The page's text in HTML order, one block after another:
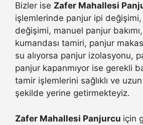
Bizler ise Zafer Mahallesi
işlemlerinde panjur ipi
değişimi, manuel panjur
kumandası tamiri, panjur
su alıyorsa panjur izolasyonu,
panjur kapanmıyor ise gerekli
tamir işlemlerini sağlıklı ve
şekilde yerine getirmekteyiz.
Zafer Mahallesi Panjurcu için